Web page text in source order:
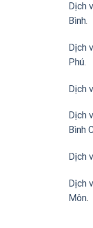
Dịch
Bình.
Dịch
Phú.
Dịch
Dịch
Bình
Dịch
Dịch
Môn.